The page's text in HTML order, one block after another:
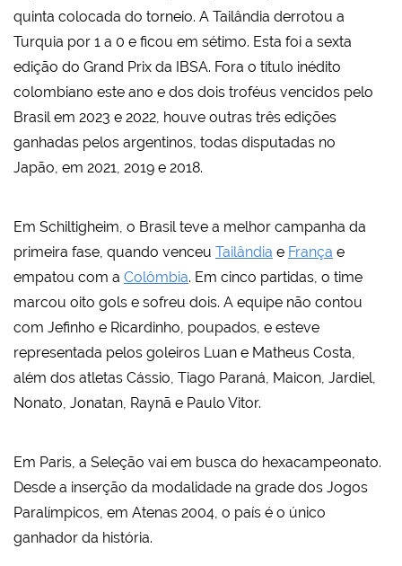
quinta colocada do torneio. A Tailândia derrotou a
Turquia por 1 a 0 e ficou em sétimo. Esta foi a sexta
edição do Grand Prix da IBSA. Fora o título inédito
colombiano este ano e dos dois troféus vencidos pelo
Brasil em 2023 e 2022, houve outras três edições
ganhadas pelos argentinos, todas disputadas no
Japão, em 2021, 2019 e 2018.
Em Schiltigheim, o Brasil teve a melhor campanha da
primeira fase, quando venceu Tailândia e França e
empatou com a Colômbia. Em cinco partidas, o time
marcou oito gols e sofreu dois. A equipe não contou
com Jefinho e Ricardinho, poupados, e esteve
representada pelos goleiros Luan e Matheus Costa,
além dos atletas Cássio, Tiago Paraná, Maicon, Jardiel,
Nonato, Jonatan, Raynã e Paulo Vitor.
Em Paris, a Seleção vai em busca do hexacampeonato.
Desde a inserção da modalidade na grade dos Jogos
Paralímpicos, em Atenas 2004, o país é o único
ganhador da história.